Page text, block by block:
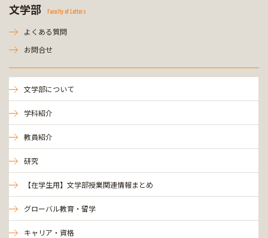
文学部 Faculty of Letters
よくある質問
お問合せ
文学部について
学科紹介
教員紹介
研究
【在学生用】文学部授業関連情報まとめ
グローバル教育・留学
キャリア・資格